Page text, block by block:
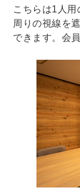
こちらは1人用
周りの視線を
できます。会